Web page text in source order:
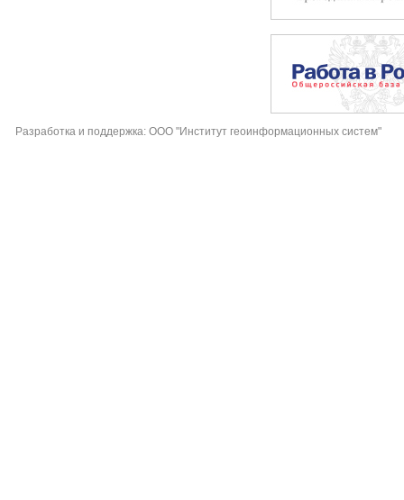
Разработка и поддержка: ООО "Институт геоинформационных систем"